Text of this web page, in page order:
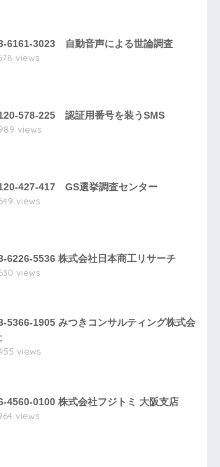
6161-3023 自動音声による世論調査
views
578-225 認証用番号を装うSMS
views
427-417 GS選挙調査センター
views
6226-5536 株式会社日本商工リサーチ
views
5366-1905 みつきコンサルティング株式会
views
4560-0100 株式会社フジトミ 大阪支店
views